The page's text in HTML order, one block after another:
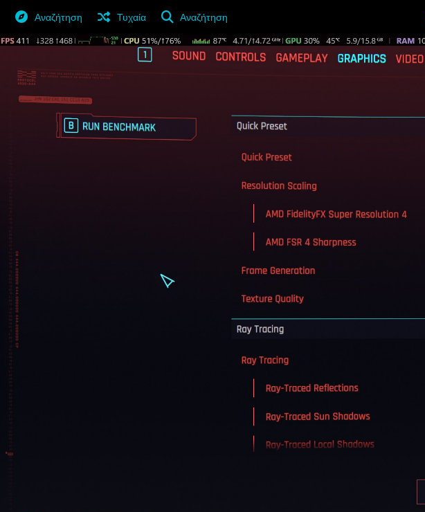
Αναζήτηση Τυχαία Αναζήτηση